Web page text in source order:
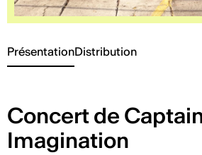
PrésentationDistribution
Concert de
Imagination